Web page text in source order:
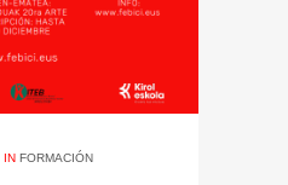
IN FORMACIÓN